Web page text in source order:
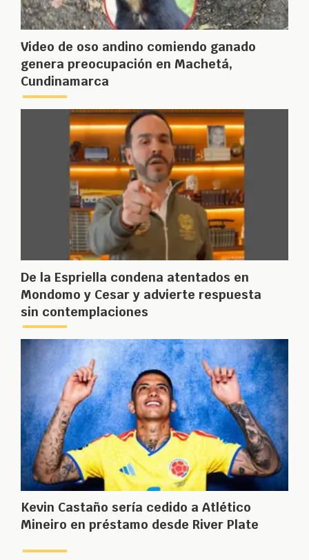
Video de oso andino comiendo ganado
genera preocupación en Machetá,
Cundinamarca
De la Espriella condena atentados en
Mondomo y Cesar y advierte respuesta
sin contemplaciones
Kevin Castaño sería cedido a Atlético
Mineiro en préstamo desde River Plate